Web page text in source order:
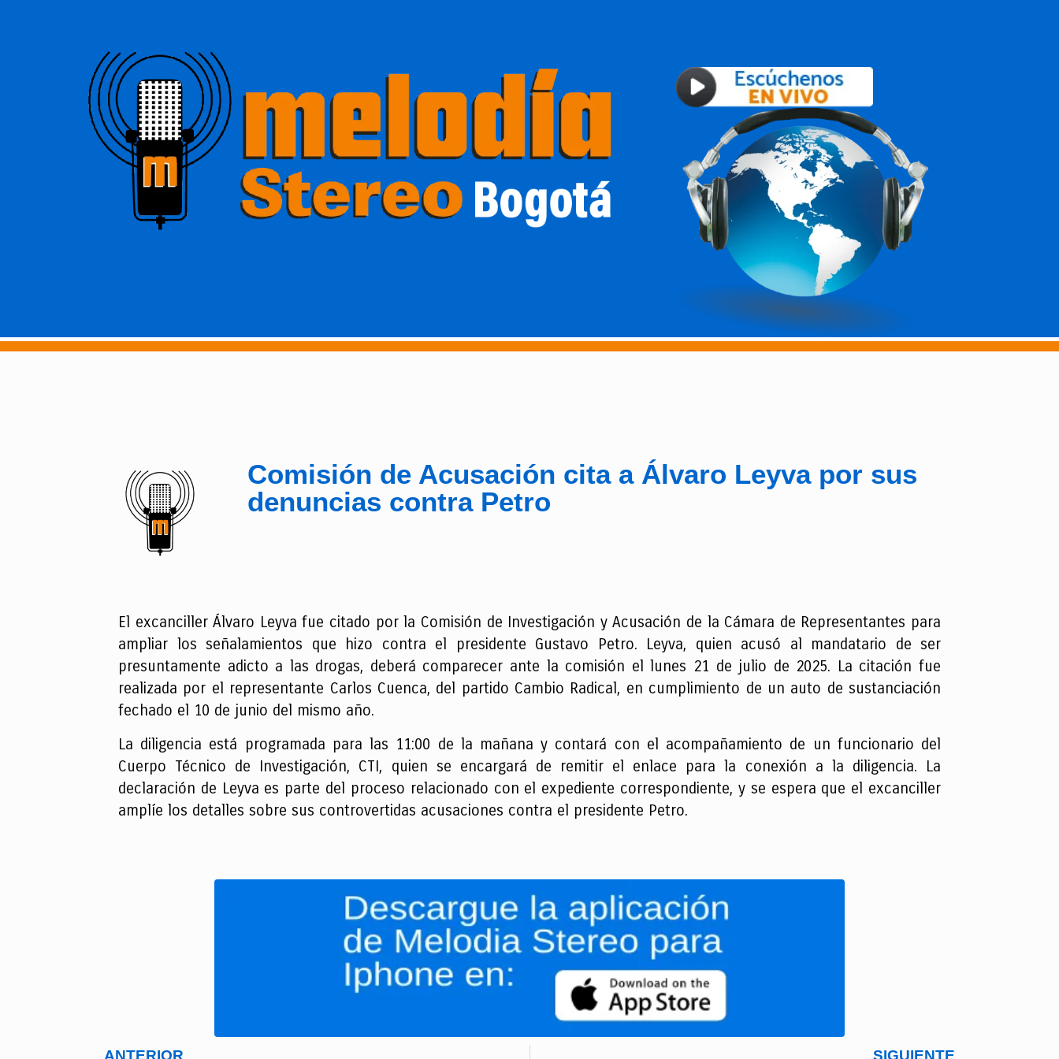
Comisión de Acusación cita a Álvaro Leyva por sus
denuncias contra Petro
El excanciller Álvaro Leyva fue citado por la Comisión de Investigación y Acusación de la Cámara de Representantes para
ampliar los señalamientos que hizo contra el presidente Gustavo Petro. Leyva, quien acusó al mandatario de ser
presuntamente adicto a las drogas, deberá comparecer ante la comisión el lunes 21 de julio de 2025. La citación fue
realizada por el representante Carlos Cuenca, del partido Cambio Radical, en cumplimiento de un auto de sustanciación
fechado el 10 de junio del mismo año.
La diligencia está programada para las 11:00 de la mañana y contará con el acompañamiento de un funcionario del
Cuerpo Técnico de Investigación, CTI, quien se encargará de remitir el enlace para la conexión a la diligencia. La
declaración de Leyva es parte del proceso relacionado con el expediente correspondiente, y se espera que el excanciller
amplíe los detalles sobre sus controvertidas acusaciones contra el presidente Petro.